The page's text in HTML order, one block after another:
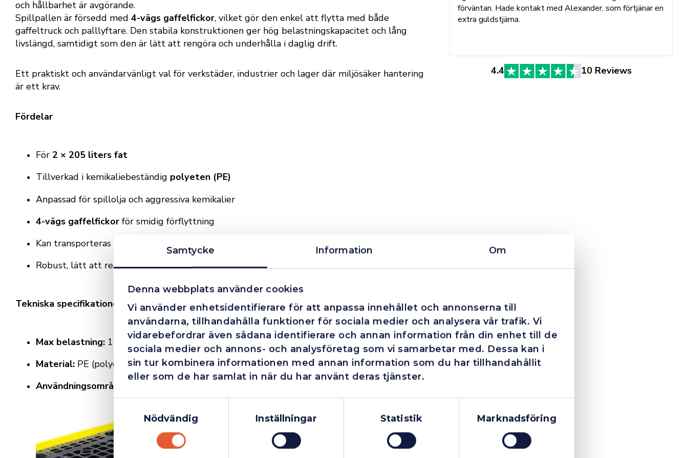
Samtycke Information Om
Denna webbplats använder cookies
Vi använder enhetsidentifierare för att anpassa innehållet och annonserna till
användarna, tillhandahålla funktioner för sociala medier och analysera vår trafik. Vi
vidarebefordrar även sådana identifierare och annan information från din enhet till de
sociala medier och annons- och analysföretag som vi samarbetar med. Dessa kan i
sin tur kombinera informationen med annan information som du har tillhandahållit
eller som de har samlat in när du har använt deras tjänster.
Nödvändig
Inställningar Statistik Marknadsföring
4.4 10 Reviews
förväntan. Hade kontakt med Alexander, som förtjänar en
extra guldstjärna.
och hållbarhet är avgörande.
Spillpallen är försedd med 4-vägs gaffelfickor, vilket gör den enkel att flytta med både
gaffeltruck och palllyftare. Den stabila konstruktionen ger hög belastningskapacitet och lång
livslängd, samtidigt som den är lätt att rengöra och underhålla i daglig drift.
Ett praktiskt och användarvänligt val för verkstäder, industrier och lager där miljösäker hantering
är ett krav.
Fördelar
För 2 × 205 liters fat
Tillverkad i kemikaliebeständig polyeten (PE)
Anpassad för spillolja och aggressiva kemikalier
4-vägs gaffelfickor för smidig förflyttning
Kan transporteras med palllyftare
Robust, lätt att rengöra och underhålla
Tekniska specifikationer
Max belastning: 1200 kg
Material: PE (polyeten)
Användningsområde: